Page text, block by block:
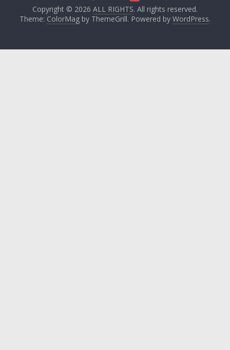
Copyright © 2026 ALL RIGHTS. All rights reserved.
Theme: ColorMagby ThemeGrill. Powered by WordPress.